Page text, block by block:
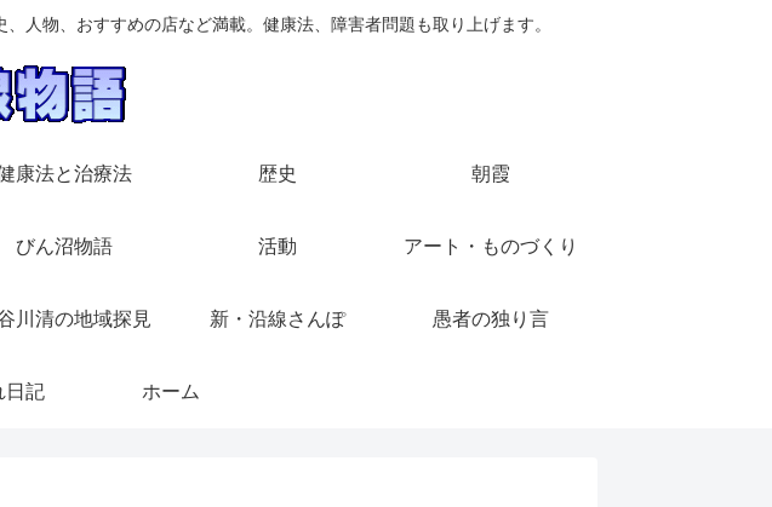
物、おすすめの店など満載。健康法、障害者問題も取り上げます。
康法と治療法 歴史 朝霞
びん沼物語 活動 アート・ものづくり
川清の地域探見 新・沿線さんぽ 愚者の独り言
日記 ホーム